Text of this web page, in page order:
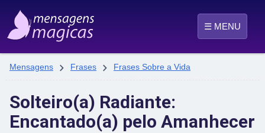
☰ MENU
Mensagens  Frases  Frases Sobre a Vida
Solteiro(a) Radiante:
Encantado(a) pelo Amanhecer